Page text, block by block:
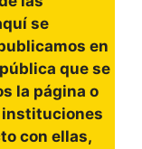
se
en
que se
la página o
instituciones
con ellas,